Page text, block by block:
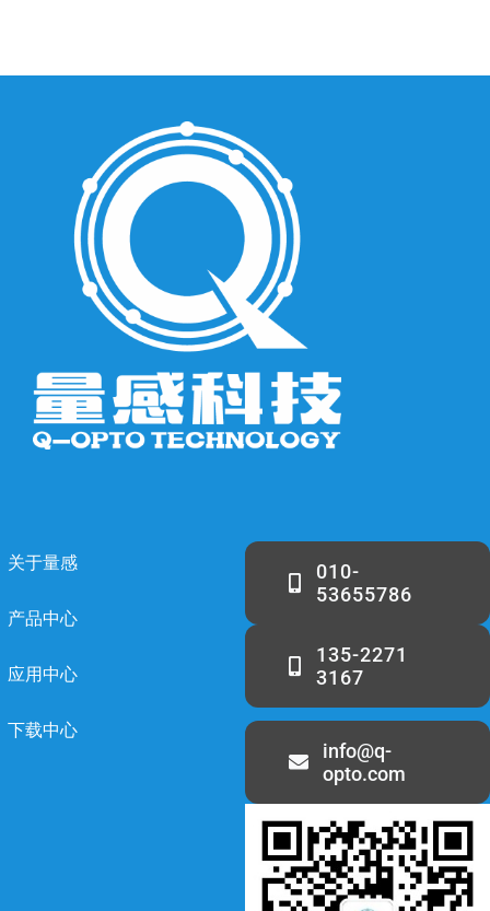
关于量感
产品中心
应用中心
下载中心
010-
53655786
135-2271
3167
info@q-
opto.com